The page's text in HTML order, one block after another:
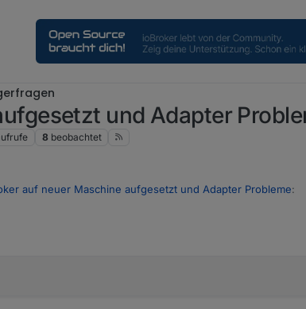
und Adapter
8 beobachtet
auf neuer Maschine aufgesetzt und Adapter Probleme: